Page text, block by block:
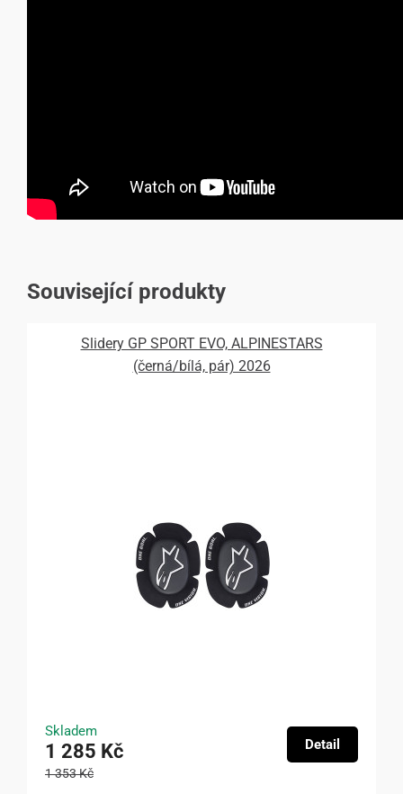
Související produkty
Slidery GP SPORT EVO, ALPINESTARS
(černá/bílá, pár) 2026
Skladem
1 285 Kč
1 353 Kč
Detail